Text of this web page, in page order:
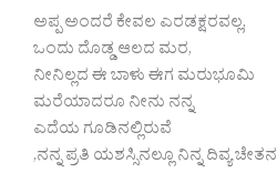
ಅಪ್ಪ ಅಂದರೆ ಕೇವಲ ಎರಡಕ್ಷರವಲ್ಲ,
ಒಂದು ದೊಡ್ಡ ಆಲದ ಮರ,
ನೀನಿಲ್ಲದ ಈ ಬಾಳು ಈಗ ಮರುಭೂಮಿ
ಮರೆಯಾದರೂ ನೀನು ನನ್ನ
ಎದೆಯ ಗೂಡಿನಲ್ಲಿರುವೆ
,ನನ್ನ ಪ್ರತಿ ಯಶಸ್ಸಿನಲ್ಲೂ ನಿನ್ನ ದಿವ್ಯ ಚೇತನ